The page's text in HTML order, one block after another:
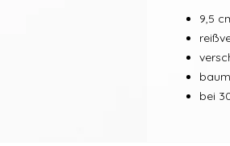
9,5
bei